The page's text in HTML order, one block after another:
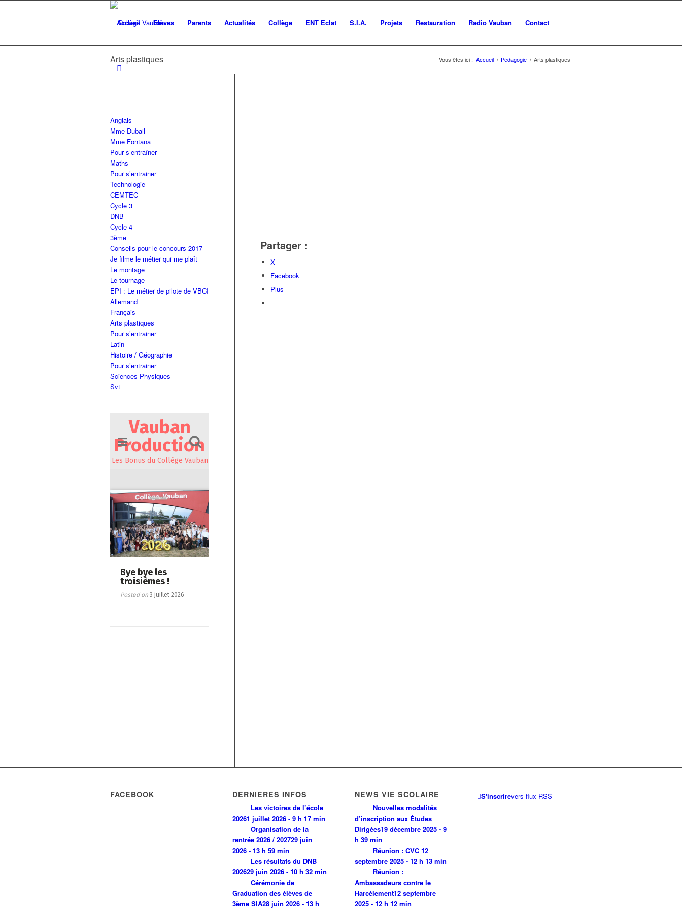
Accueil Elèves Parents Actualités Collège ENT Eclat S.I.A. Projets Restauration Radio Vauban Contact
Arts plastiques Vous êtes ici : Accueil / Pédagogie / Arts plastiques
Partager :
X
Facebook
Plus
Anglais
Mme Dubail
Mme Fontana
Pour s’entraîner
Maths
Pour s’entrainer
Technologie
CEMTEC
Cycle 3
DNB
Cycle 4
3ème
Conseils pour le concours 2017 –
Je filme le métier qui me plaît
Le montage
Le tournage
EPI : Le métier de pilote de VBCI
Allemand
Français
Arts plastiques
Pour s’entrainer
Latin
Histoire / Géographie
Pour s’entrainer
Sciences-Physiques
Svt
FACEBOOK DERNIÈRES INFOS
Les victoires de l’école
20261 juillet 2026 - 9 h 17 min
Organisation de la
rentrée 2026 / 202729 juin
2026 - 13 h 59 min
Les résultats du DNB
202629 juin 2026 - 10 h 32 min
Cérémonie de
Graduation des élèves de
3ème SIA28 juin 2026 - 13 h
NEWS VIE SCOLAIRE
Nouvelles modalités
d’inscription aux Études
Dirigées19 décembre 2025 - 9
h 39 min
Réunion : CVC12
septembre 2025 - 12 h 13 min
Réunion :
Ambassadeurs contre le
Harcèlement12 septembre
2025 - 12 h 12 min
S'inscrirevers flux RSS